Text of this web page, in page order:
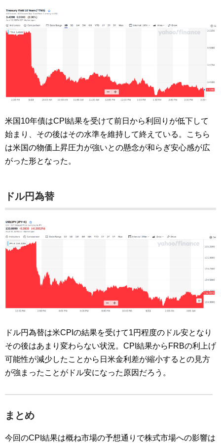
米国10年債はCPI結果を受けて前日から利回りが低下して
始まり、その後はその水準を維持して終えている。こちら
は米国の物価上昇圧力が強いとの懸念が和らぎ安心感が広
がった形となった。
ドル円為替
ドル円為替は米CPIの結果を受けて1円程度のドル安となり
その後はあまり変わらない状況。CPI結果からFRBの利上げ
可能性が減少したことから日米金利差が縮小するとの見方
が強まったことがドル安になった原因だろう。
まとめ
今回のCPI結果は概ね市場の予想通りで株式市場への影響は